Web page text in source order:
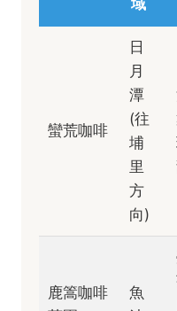
域
蠻荒咖啡
日
月
潭
(往
埔
里
方
向)
鹿篙咖啡
魚